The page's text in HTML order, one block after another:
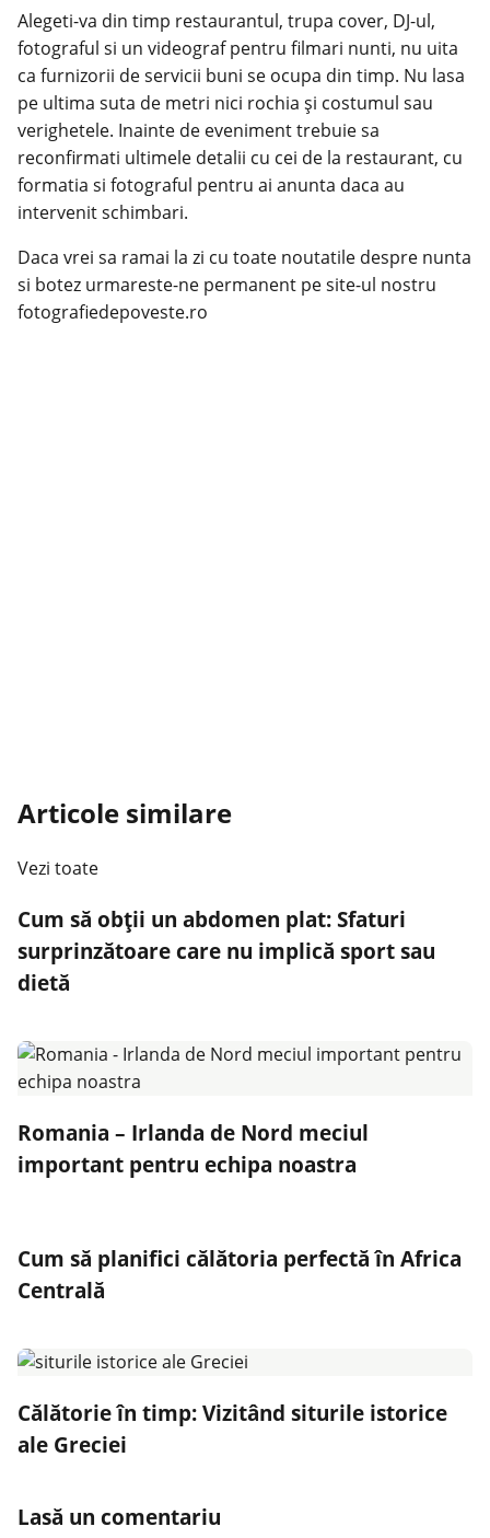
Alegeti-va din timp restaurantul, trupa cover, DJ-ul,
fotograful si un videograf pentru filmari nunti, nu uita
ca furnizorii de servicii buni se ocupa din timp. Nu lasa
pe ultima suta de metri nici rochia și costumul sau
verighetele. Inainte de eveniment trebuie sa
reconfirmati ultimele detalii cu cei de la restaurant, cu
formatia si fotograful pentru ai anunta daca au
intervenit schimbari.
Daca vrei sa ramai la zi cu toate noutatile despre nunta
si botez urmareste-ne permanent pe site-ul nostru
fotografiedepoveste.ro
Articole similare
Vezi toate
Cum să obții un abdomen plat: Sfaturi
surprinzătoare care nu implică sport sau
dietă
Romania – Irlanda de Nord meciul
important pentru echipa noastra
Cum să planifici călătoria perfectă în Africa
Centrală
Călătorie în timp: Vizitând siturile istorice
ale Greciei
Lasă un comentariu